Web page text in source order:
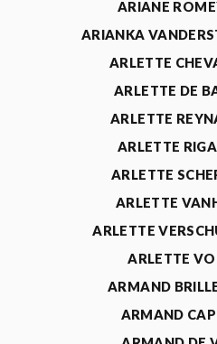
ARIANE
ARIANKA
ARLETTE
ARLETTE DE
ARLETTE
ARLETTE
ARLETTE
ARLETTE
ARLETTE
ARLETTE
ARMAND
ARMAND